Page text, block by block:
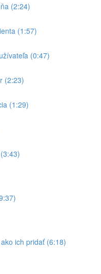
(2:24)
(1:57)
(0:47)
(2:23)
(1:29)
ich pridať (6:18)